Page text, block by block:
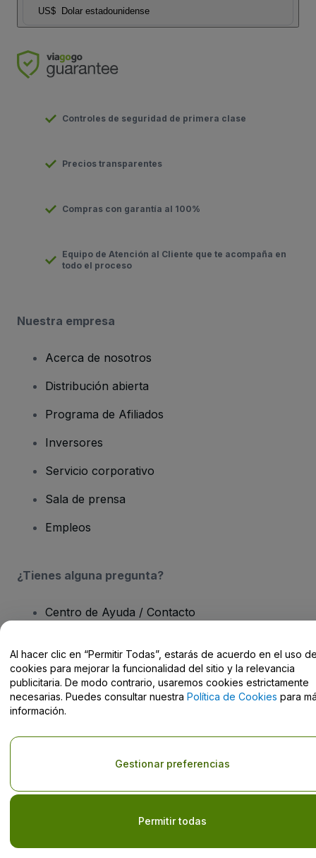
US$ Dolar estadounidense
Controles de seguridad de primera clase
Precios transparentes
Compras con garantía al 100%
Equipo de Atención al Cliente que te acompaña en
todo el proceso
Nuestra empresa
Acerca de nosotros
Distribución abierta
Programa de Afiliados
Inversores
Servicio corporativo
Sala de prensa
Empleos
¿Tienes alguna pregunta?
Centro de Ayuda / Contacto
Derechos reservados © viagogo GmbH 2026 Datos de la Empresa
El uso de este sitio web constituye la aceptación de los
Términos y
Condiciones
Do Not Share My Personal Information/Your Privacy Choices
Al hacer clic en “Permitir Todas”, estarás de acuerdo en el uso
cookies para mejorar la funcionalidad del sitio y la relevancia
publicitaria. De modo contrario, usaremos cookies estrictamente
necesarias. Puedes consultar nuestra Política de Cookies para
información.
Permitir todas
Gestionar preferencias